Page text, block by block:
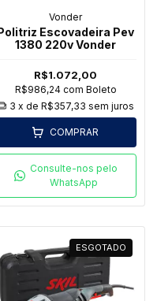
Vonder
Escovadeira Pev
1380 220v Vonder
R$1.072,00
R$986,24 com Boleto
3 x deR$357,33 sem juros
COMPRAR
Consulte-nos pelo
WhatsApp
ESGOTADO